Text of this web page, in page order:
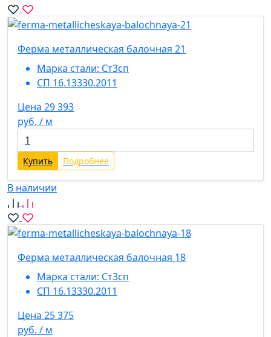
Ферма металлическая балочная 21
Марка стали: Ст3сп
СП 16.13330.2011
Цена 29 393
руб. / м
Купить Подробнее
В наличии
Ферма металлическая балочная 18
Марка стали: Ст3сп
СП 16.13330.2011
Цена 25 375
руб. / м